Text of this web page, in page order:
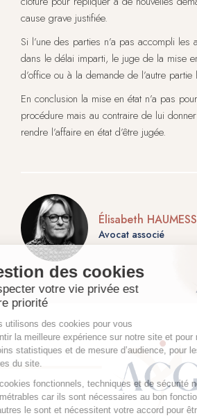
cause grave justifiée.
Si l’une des parties n’a pas accompli les
dans le délai imparti, le juge de la mise
d’office ou à la demande de l’autre
En conclusion la mise en état n’a pas
procédure mais au contraire de lui
rendre l’affaire en état d’être jugée.
Élisabeth
Avocat associé